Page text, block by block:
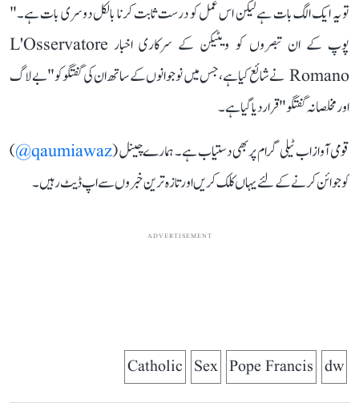
تو یہ ایک الگ بات ہے لیکن اس عمل کو درست ثابت کرنا بالکل دوسری بات ہے۔"
پوپ کے ان تبصروں کو ویٹیکن کے سرکاری اخبار L'Osservatore
Romano نے شائع کیا ہے، جس میں نوجوانوں کے ساتھ ان کی گفتگو کو"بے لاگ
اور مخلصانہ گفتگو" قرار دیا گیا ہے۔
قومی آواز اب ٹیلی گرام پر بھی دستیاب ہے۔ ہمارے چینل (qaumiawaz@
)
کو جوائن کرنے کے لئے یہاں کلک کریں اور تازہ ترین خبروں سے اپ ڈیٹ رہیں۔
ADVERTISEMENT
dw
Pope Francis
Sex
Catholic